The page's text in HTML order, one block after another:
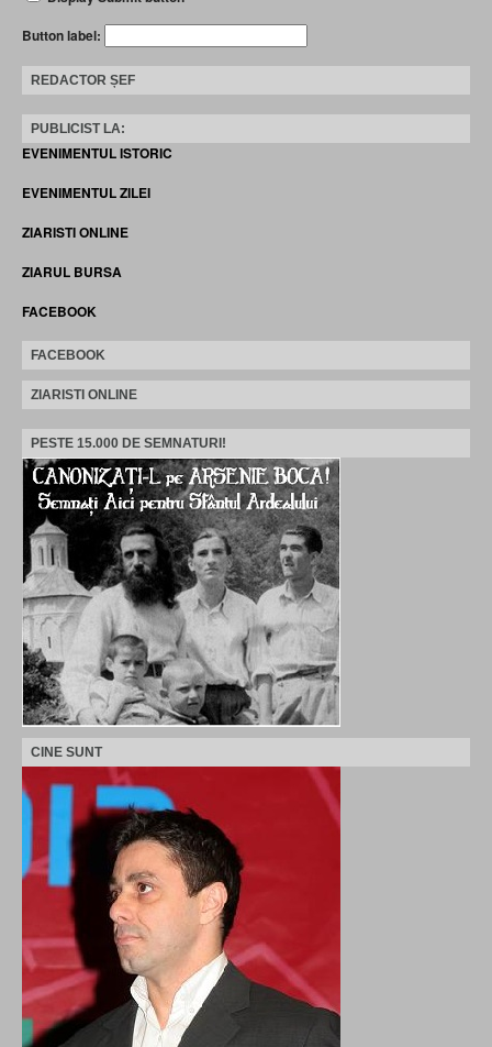
Button label:
REDACTOR ȘEF
PUBLICIST LA:
EVENIMENTUL ISTORIC
EVENIMENTUL ZILEI
ZIARISTI ONLINE
ZIARUL BURSA
FACEBOOK
FACEBOOK
ZIARISTI ONLINE
PESTE 15.000 DE SEMNATURI!
CINE SUNT